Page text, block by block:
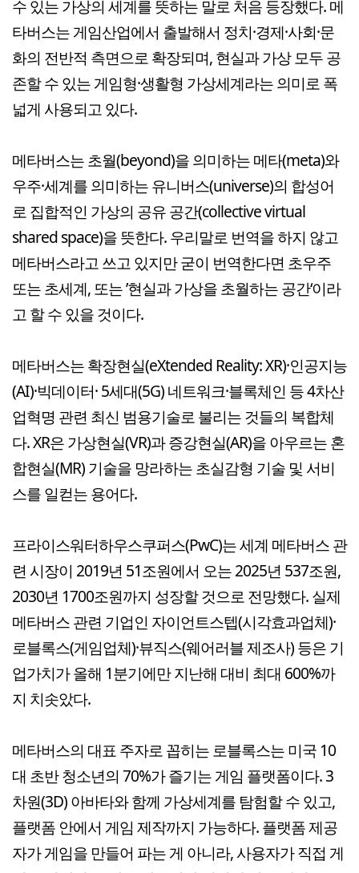
수 있는 가상의 세계를 뜻하는 말로 처음 등장했다. 메
타버스는 게임산업에서 출발해서 정치·경제·사회·문
화의 전반적 측면으로 확장되며, 현실과 가상 모두 공
존할 수 있는 게임형·생활형 가상세계라는 의미로 폭
넓게 사용되고 있다.
메타버스는 초월(beyond)을 의미하는 메타(meta)와
우주·세계를 의미하는 유니버스(universe)의 합성어
로 집합적인 가상의 공유 공간(collective virtual
shared space)을 뜻한다. 우리말로 번역을 하지 않고
메타버스라고 쓰고 있지만 굳이 번역한다면 초우주
또는 초세계, 또는 ’현실과 가상을 초월하는 공간‘이라
고 할 수 있을 것이다.
메타버스는 확장현실(eXtended Reality: XR)·인공지능
(AI)·빅데이터· 5세대(5G) 네트워크·블록체인 등 4차산
업혁명 관련 최신 범용기술로 불리는 것들의 복합체
다. XR은 가상현실(VR)과 증강현실(AR)을 아우르는 혼
합현실(MR) 기술을 망라하는 초실감형 기술 및 서비
스를 일컫는 용어다.
프라이스워터하우스쿠퍼스(PwC)는 세계 메타버스 관
련 시장이 2019년 51조원에서 오는 2025년 537조원,
2030년 1700조원까지 성장할 것으로 전망했다. 실제
메타버스 관련 기업인 자이언트스텝(시각효과업체)·
로블록스(게임업체)·뷰직스(웨어러블 제조사) 등은 기
업가치가 올해 1분기에만 지난해 대비 최대 600%까
지 치솟았다.
메타버스의 대표 주자로 꼽히는 로블록스는 미국 10
대 초반 청소년의 70%가 즐기는 게임 플랫폼이다. 3
차원(3D) 아바타와 함께 가상세계를 탐험할 수 있고,
플랫폼 안에서 게임 제작까지 가능하다. 플랫폼 제공
자가 게임을 만들어 파는 게 아니라, 사용자가 직접 게